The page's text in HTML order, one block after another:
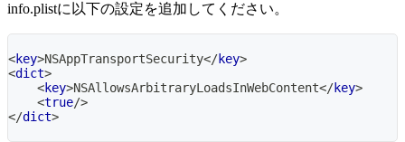
info.plistに以下の設定を追加してください。
<key>NSAppTransportSecurity</key>
<dict>
<key>NSAllowsArbitraryLoadsInWebContent</key>
<true/>
</dict>